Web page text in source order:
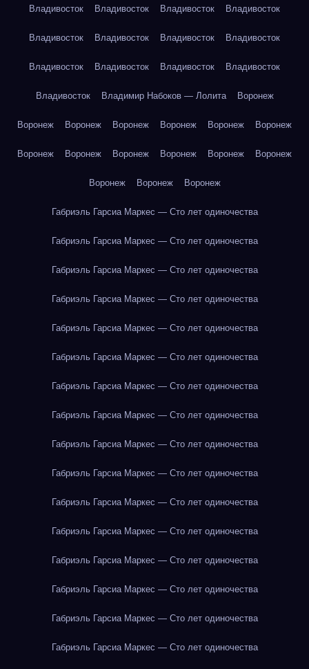
Владивосток Владивосток Владивосток Владивосток
Владивосток Владивосток Владивосток Владивосток
Владивосток Владивосток Владивосток Владивосток
Владивосток Владимир Набоков — Лолита Воронеж
Воронеж Воронеж Воронеж Воронеж Воронеж Воронеж
Воронеж Воронеж Воронеж Воронеж Воронеж Воронеж
Воронеж Воронеж Воронеж
Габриэль Гарсиа Маркес — Сто лет одиночества
Габриэль Гарсиа Маркес — Сто лет одиночества
Габриэль Гарсиа Маркес — Сто лет одиночества
Габриэль Гарсиа Маркес — Сто лет одиночества
Габриэль Гарсиа Маркес — Сто лет одиночества
Габриэль Гарсиа Маркес — Сто лет одиночества
Габриэль Гарсиа Маркес — Сто лет одиночества
Габриэль Гарсиа Маркес — Сто лет одиночества
Габриэль Гарсиа Маркес — Сто лет одиночества
Габриэль Гарсиа Маркес — Сто лет одиночества
Габриэль Гарсиа Маркес — Сто лет одиночества
Габриэль Гарсиа Маркес — Сто лет одиночества
Габриэль Гарсиа Маркес — Сто лет одиночества
Габриэль Гарсиа Маркес — Сто лет одиночества
Габриэль Гарсиа Маркес — Сто лет одиночества
Габриэль Гарсиа Маркес — Сто лет одиночества